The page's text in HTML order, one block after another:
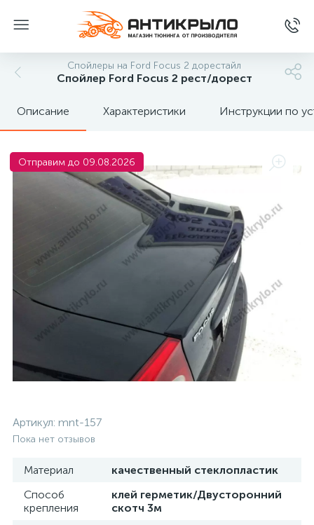
Спойлеры на Ford Focus 2 дорестайл
Спойлер Ford Focus 2 рест/дорест
Описание Характеристики Инструкции по
Отправим до 09.08.2026
Артикул: mnt-157
Пока нет отзывов
Материал
качественный стеклопластик
Способ
крепления
клей герметик/Двусторонний
скотч 3м